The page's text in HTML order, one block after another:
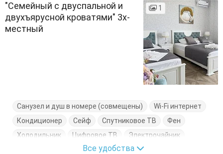
"Семейный с двуспальной и
двухъярусной кроватями" 3х-
местный
1
Санузел и душ в номере (совмещены)
Wi-Fi интернет
Кондиционер
Сейф Спутниковое ТВ
Фен
Холодильник
Цифровое ТВ
Электрочайник
Двухэтажная кровать
Все удобства